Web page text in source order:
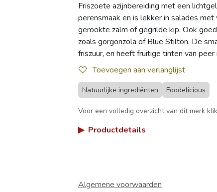
Friszoete azijnbereiding met een
perensmaak en is lekker in salades
gerookte zalm of gegrilde kip. Ook
zoals gorgonzola of Blue Stilton. De
friszuur, en heeft fruitige tinten van peer
Toevoegen aan verlanglijst
Natuurlijke ingrediënten Foodelicious
Voor een volledig overzicht van dit merk
▶ Productdetails
Algemene voorwaarden